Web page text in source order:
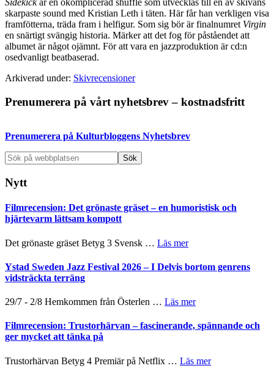
skarpaste sound med Kristian Leth i täten. Här får han verkligen visa
framfötterna, träda fram i helfigur. Som sig bör är finalnumret Virgin
en snärtigt svängig historia. Märker att det fog för påståendet att
albumet är något ojämnt. För att vara en jazzproduktion är cd:n
osedvanligt beatbaserad.
Arkiverad under: Skivrecensioner
Primärt
Prenumerera på vårt nyhetsbrev – kostnadsfritt
Prenumerera på Kulturbloggens Nyhetsbrev
Sök
på
webbplatsen
Nytt
Filmrecension: Det grönaste gräset – en humoristisk och
hjärtevarm lättsam kompott
Det grönaste gräset Betyg 3 Svensk … Läs merom
Det
grönaste
en
och
kompott
Ystad Sweden Jazz Festival 2026 – I Delvis bortom genrens
vidsträckta terräng
29/7 - 2/8 Hemkommen från Österlen … Läs merom
Sweden
Jazz
–
Filmrecension: Trustorhärvan – fascinerande, spännande och
ger mycket att tänka på
Trustorhärvan Betyg 4 Premiär på Netflix … Läs merom